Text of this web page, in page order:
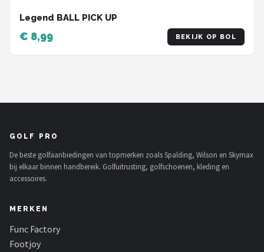
Legend BALL PICK UP
€ 8,99 BEKIJK OP BOL
GOLF PRO
De beste golfaanbiedingen van topmerken zoals Spalding, Wilson en Skymax
bij elkaar binnen handbereik. Golfuitrusting, golfschoenen, kleding en
accessoires.
MERKEN
Func Factory
Footjoy